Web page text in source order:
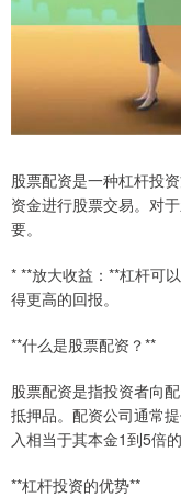
股票配资是一种杠杆投
资金进行股票交易。对
要。
* **放大收益：**杠杆可
得更高的回报。
**什么是股票配资？**
股票配资是指投资者向
抵押品。配资公司通常
入相当于其本金1到5倍的
**杠杆投资的优势**